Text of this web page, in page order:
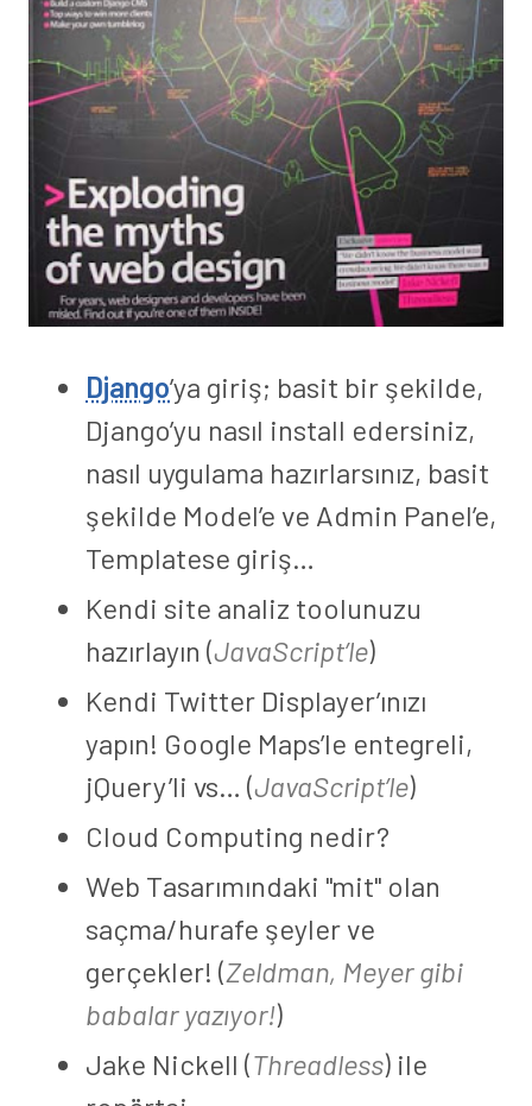
Django’ya giriş; basit bir şekilde,
Django’yu nasıl install edersiniz,
nasıl uygulama hazırlarsınız, basit
şekilde Model’e ve Admin Panel’e,
Templatese giriş…
Kendi site analiz toolunuzu
hazırlayın (JavaScript’le)
Kendi Twitter Displayer’ınızı
yapın! Google Maps’le entegreli,
jQuery’li vs… (JavaScript’le)
Cloud Computing nedir?
Web Tasarımındaki mit olan
saçma/hurafe şeyler ve
gerçekler! (Zeldman, Meyer gibi
babalar yazıyor!)
Jake Nickell (Threadless) ile